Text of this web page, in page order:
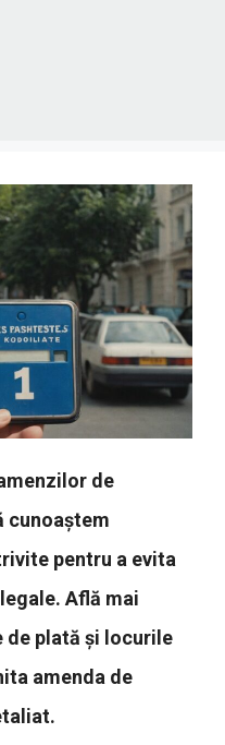
de
cunoaștem
pentru a evita
Află mai
plată și locurile
amenda de